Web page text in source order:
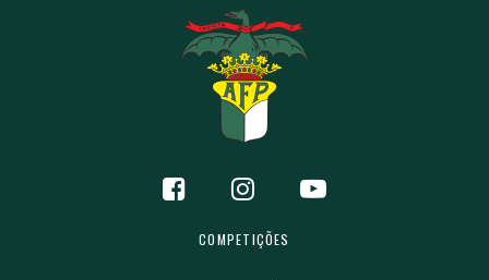
COMPETIÇÕES